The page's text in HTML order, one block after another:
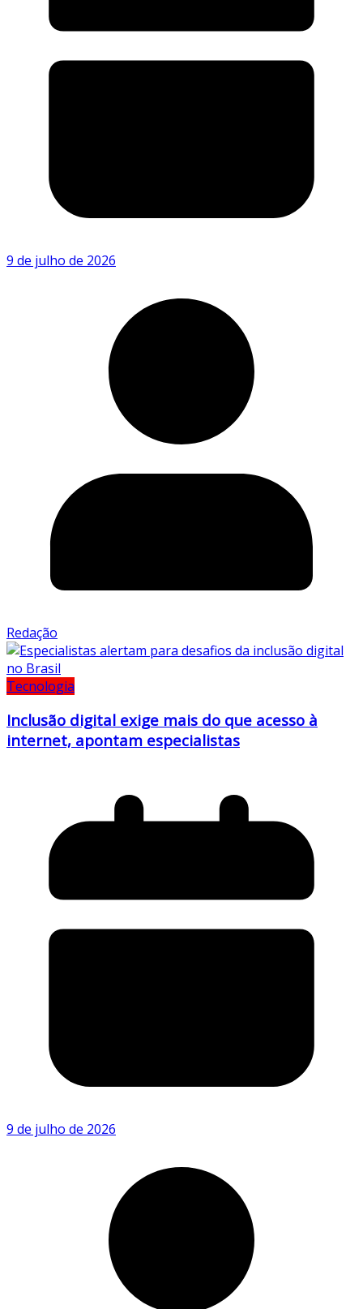
9 de julho de 2026
Redação
Tecnologia
Inclusão digital exige mais do que acesso à
internet, apontam especialistas
9 de julho de 2026